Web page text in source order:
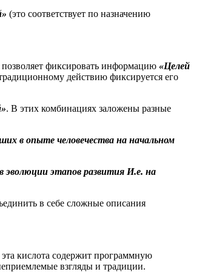
(это соответствует по назначению
позволяет фиксировать информацию «Целей
действию фиксируется его
. В этих комбинациях заложены разные
в опыте человечества на начальном
этапов развития И.е. на
в себе сложные описания
кислота содержит программную
взгляды и традиции.